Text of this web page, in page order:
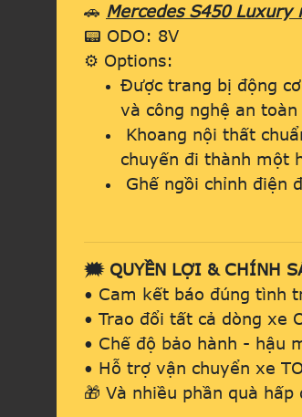
🚗 Mercedes S450 Luxury
📟 ODO: 8V
⚙️ Options:
Được trang bị động
và công nghệ an
Khoang nội thất
chuyến đi thành một
Ghế ngồi chỉnh điện
🗯️ QUYỀN LỢI & CHÍNH
• Cam kết báo đúng tình
• Trao đổi tất cả dòng xe
• Chế độ bảo hành - hậu
• Hỗ trợ vận chuyển xe
🎁 Và nhiều phần quà hấp